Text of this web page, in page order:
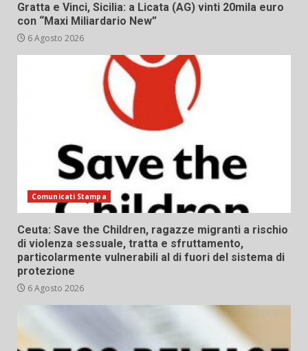
Gratta e Vinci, Sicilia: a Licata (AG) vinti 20mila euro
con “Maxi Miliardario New”
6 Agosto 2026
Comunicati Stampa
Ceuta: Save the Children, ragazze migranti a rischio
di violenza sessuale, tratta e sfruttamento,
particolarmente vulnerabili al di fuori del sistema di
protezione
6 Agosto 2026